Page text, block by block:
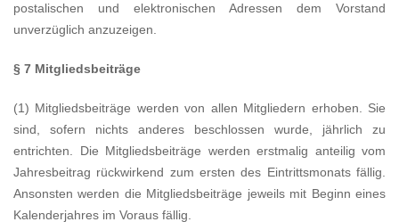
postalischen und elektronischen Adressen dem Vorstand
unverzüglich anzuzeigen.
§ 7 Mitgliedsbeiträge
(1) Mitgliedsbeiträge werden von allen Mitgliedern erhoben. Sie
sind, sofern nichts anderes beschlossen wurde, jährlich zu
entrichten. Die Mitgliedsbeiträge werden erstmalig anteilig vom
Jahresbeitrag rückwirkend zum ersten des Eintrittsmonats fällig.
Ansonsten werden die Mitgliedsbeiträge jeweils mit Beginn eines
Kalenderjahres im Voraus fällig.